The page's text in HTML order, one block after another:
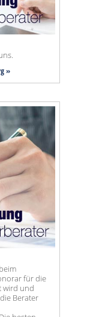
»
für die
wird und
Berater